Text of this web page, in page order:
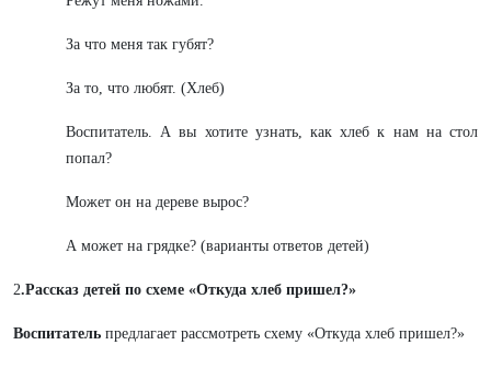
За что меня так губят?
За то, что любят. (Хлеб)
Воспитатель. А вы хотите узнать, как хлеб к нам на стол
попал?
Может он на дереве вырос?
А может на грядке? (варианты ответов детей)
2.Рассказ детей по схеме «Откуда хлеб пришел?»
Воспитатель предлагает рассмотреть схему «Откуда хлеб пришел?»